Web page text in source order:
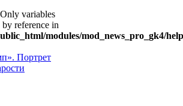
variables
by reference in
modules/mod_news_pro_gk4/